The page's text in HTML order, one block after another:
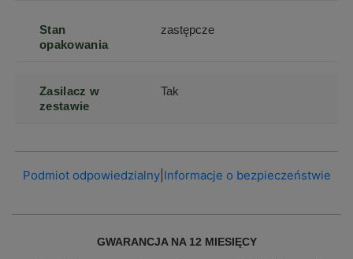
Stan
opakowania
zastępcze
Zasilacz w
zestawie
Tak
Podmiot odpowiedzialny| Informacje o bezpieczeństwie
GWARANCJA NA 12 MIESIĘCY